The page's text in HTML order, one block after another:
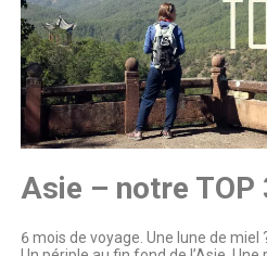
Asie – notre TOP
6 mois de voyage. Une lune de miel